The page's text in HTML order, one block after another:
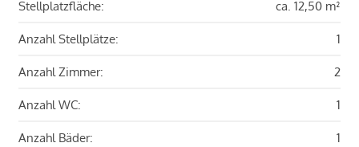
Stellplatzfläche: ca. 12,50 m²
Anzahl Stellplätze: 1
Anzahl Zimmer: 2
Anzahl WC: 1
Anzahl Bäder: 1